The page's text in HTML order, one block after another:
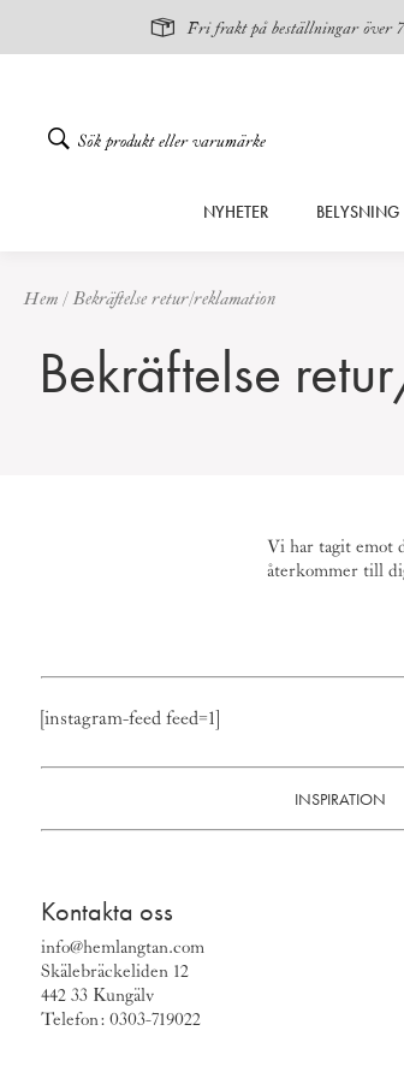
Fri frakt på beställningar över
innehåll
NYHETER BELYSNING
Hem/Bekräftelse retur/reklamation
Bekräftelse
Vi har tagit emot
återkommer till
[instagram-feed feed=1]
INSPIRATION
Kontakta oss
info@hemlangtan.com
Skälebräckeliden 12
442 33 Kungälv
Telefon: 0303-719022